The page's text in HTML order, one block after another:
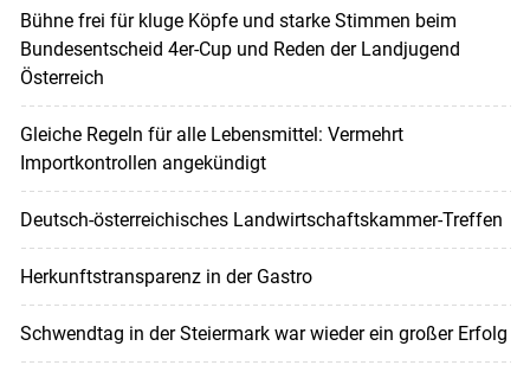
Bühne frei für kluge Köpfe und starke Stimmen beim
Bundesentscheid 4er-Cup und Reden der Landjugend
Österreich
Gleiche Regeln für alle Lebensmittel: Vermehrt
Importkontrollen angekündigt
Deutsch-österreichisches Landwirtschaftskammer-Treffen
Herkunftstransparenz in der Gastro
Schwendtag in der Steiermark war wieder ein großer Erfolg